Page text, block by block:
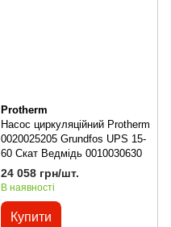
Protherm
Насос циркуляційний Protherm
0020025205 Grundfos UPS 15-
60 Скат Ведмідь 0010030630
24 058 грн/шт.
В наявності
Купити